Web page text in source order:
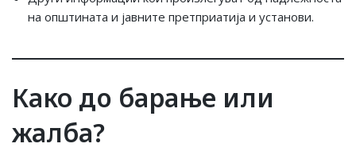
на општината и јавните претприатија и установи.
Како дo барање или
жалба?